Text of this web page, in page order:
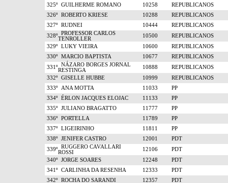
325º GUILHERME ROMANO 10258
REPUBLICANOS
326º ROBERTO KRIESE 10288
REPUBLICANOS
327º RUDNEI 10444
REPUBLICANOS
328º PROFESSOR CARLOS
TENROLLER
10500
REPUBLICANOS
329º LUKY VIEIRA 10600
REPUBLICANOS
330º MARCIO BAPTISTA 10677
REPUBLICANOS
331º NÁZARO BORGES JORNAL
RESTINGA
10888
REPUBLICANOS
332º GISELLE HUBBE 10999
REPUBLICANOS
333º ANA MOTTA 11033
PP
334º ÉRLON JACQUES ELOJAC 11133
PP
335º JULIANO BRAGATTO 11777
PP
336º PORTELLA 11789
PP
337º LIGEIRINHO 11811
PP
338º JENIFER CASTRO 12001
PDT
339º RUGGERO CAVALLARI
ROSSI
12106
PDT
340º JORGE SOARES 12248
PDT
341º CARLINHA DA RESENHA 12333
PDT
342º ROCHA DO SARANDI 12357
PDT